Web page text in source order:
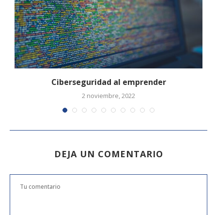
Ciberseguridad al emprender
2 noviembre, 2022
DEJA UN COMENTARIO